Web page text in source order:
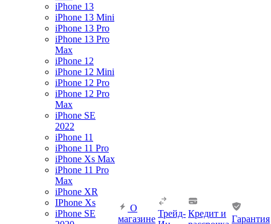
iPhone 13
iPhone 13 Mini
iPhone 13 Pro
iPhone 13 Pro
Max
iPhone 12
iPhone 12 Mini
iPhone 12 Pro
iPhone 12 Pro
Max
iPhone SE
2022
iPhone 11
iPhone 11 Pro
iPhone Xs Max
iPhone 11 Pro
Max
iPhone XR
IPhone Xs
iPhone SE
О
магазине
Трейд- Кредит и
Гарантия